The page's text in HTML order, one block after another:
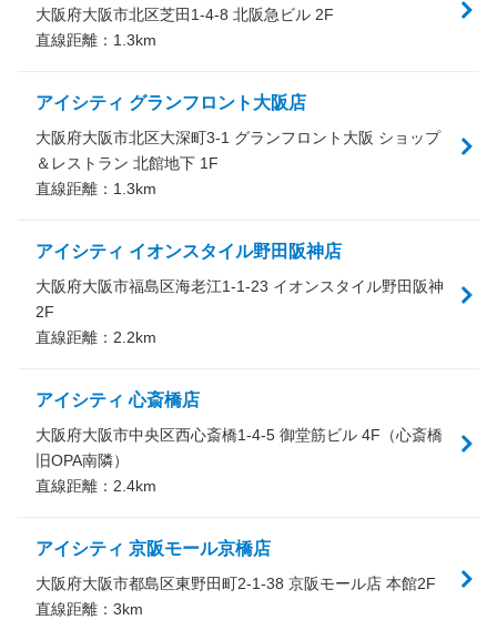
大阪府大阪市北区芝田1-4-8 北阪急ビル 2F
直線距離： 1.3km
アイシティ グランフロント大阪店
大阪府大阪市北区大深町3-1 グランフロント大阪 ショップ
＆レストラン 北館地下 1F
直線距離： 1.3km
アイシティ イオンスタイル野田阪神店
大阪府大阪市福島区海老江1-1-23 イオンスタイル野田阪神
2F
直線距離： 2.2km
アイシティ 心斎橋店
大阪府大阪市中央区西心斎橋1-4-5 御堂筋ビル 4F（心斎橋
旧OPA南隣）
直線距離： 2.4km
アイシティ 京阪モール京橋店
大阪府大阪市都島区東野田町2-1-38 京阪モール店 本館2F
直線距離： 3km